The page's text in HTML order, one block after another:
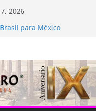
2026
está de luto
para México
a latir